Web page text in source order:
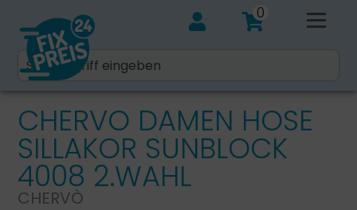
0
CHERVO DAMEN HOSE
SILLAKOR SUNBLOCK
4008 2.WAHL
CHERVÒ